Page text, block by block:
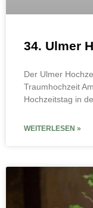
34. Ulmer
Der Ulmer
Traumhochzeit
Hochzeitstag in
WEITERLESEN »